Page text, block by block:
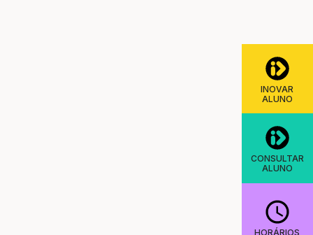
INOVAR
ALUNO
CONSULTAR
ALUNO
HORÁRIOS